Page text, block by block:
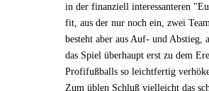
in der finanziell interessanteren
fit, aus der nur noch ein, zwei
besteht aber aus Auf- und Abstieg,
das Spiel überhaupt erst zu dem
Profifußballs so leichtfertig
Zum üblen Schluß vielleicht das